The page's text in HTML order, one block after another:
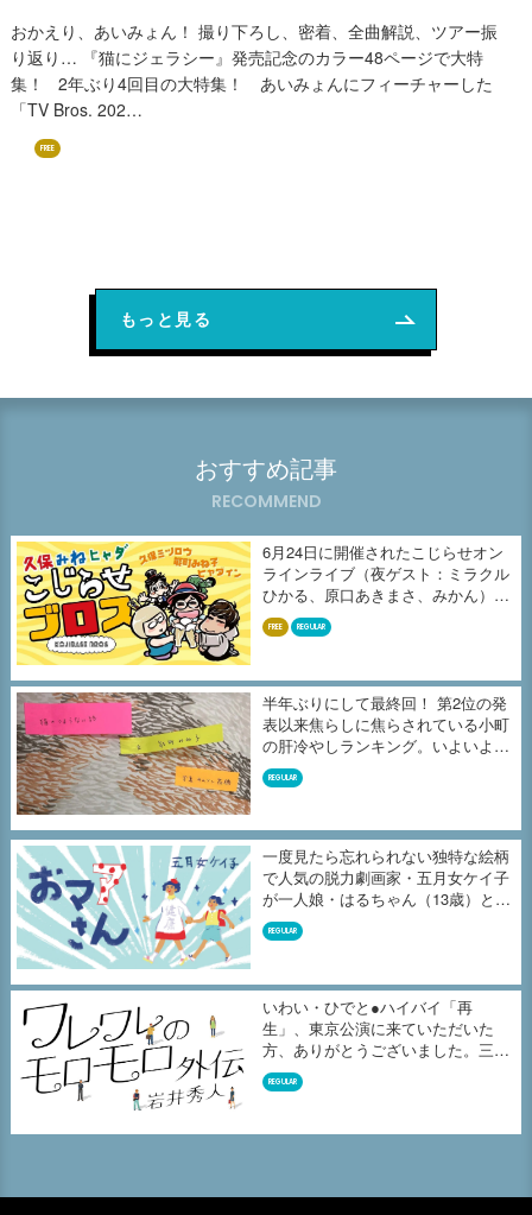
おかえり、あいみょん！ 撮り下ろし、密着、全曲解説、ツアー振
り返り… 『猫にジェラシー』発売記念のカラー48ページで大特
集！ 2年ぶり4回目の大特集！ あいみょんにフィーチャーした
「TV Bros. 202…
FREE
もっと見る
おすすめ記事
RECOMMEND
6月24日に開催されたこじらせオン
ラインライブ（夜ゲスト：ミラクル
ひかる、原口あきまさ、みかん）の
収...
FREE REGULAR
半年ぶりにして最終回！ 第2位の発
表以来焦らしに焦らされている小町
の肝冷やしランキング。いよいよ、
よ...
REGULAR
一度見たら忘れられない独特な絵柄
で人気の脱力劇画家・五月女ケイ子
が一人娘・はるちゃん（13歳）との
毎...
REGULAR
いわい・ひでと●ハイバイ「再
生」、東京公演に来ていただいた
方、ありがとうございました。三重
公演を7月...
REGULAR